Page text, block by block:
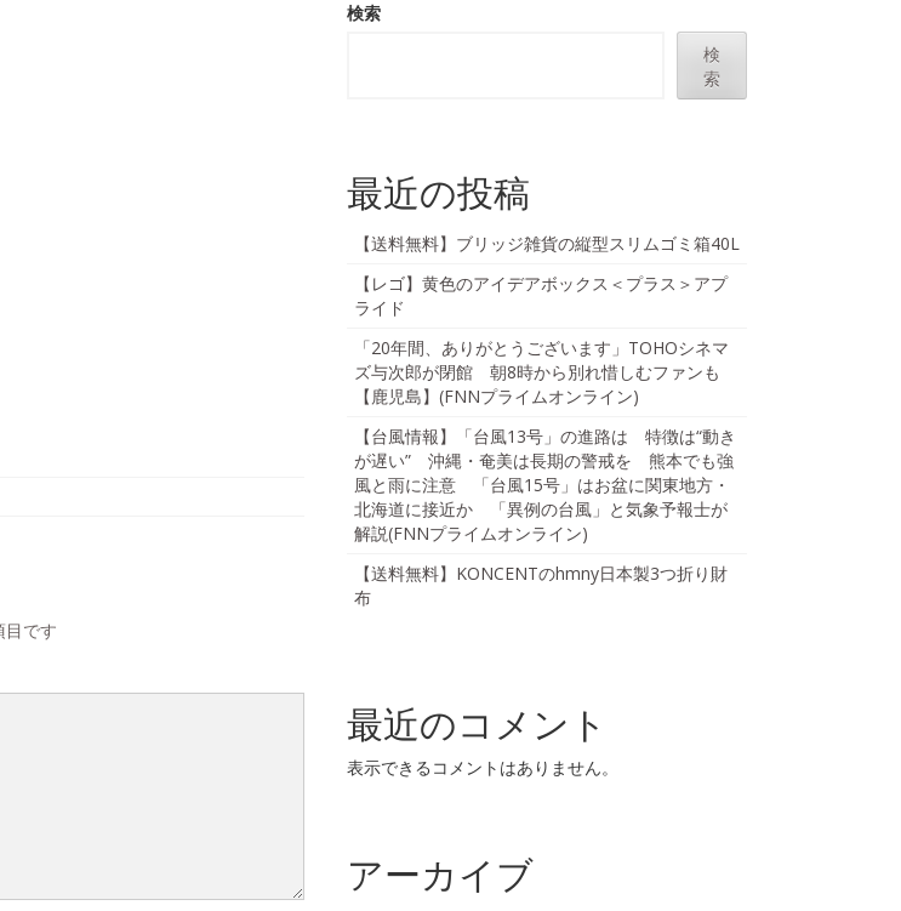
目です
検索
検
索
最近の投稿
【送料無料】ブリッジ雑貨の縦型スリムゴミ箱40L
【レゴ】黄色のアイデアボックス＜プラス＞アプ
ライド
「20年間、ありがとうございます」TOHOシネマ
ズ与次郎が閉館 朝8時から別れ惜しむファンも
【鹿児島】(FNNプライムオンライン)
【台風情報】「台風13号」の進路は 特徴は“動き
が遅い” 沖縄・奄美は長期の警戒を 熊本でも強
風と雨に注意 「台風15号」はお盆に関東地方・
北海道に接近か 「異例の台風」と気象予報士が
解説(FNNプライムオンライン)
【送料無料】KONCENTのhmny日本製3つ折り財
布
最近のコメント
表示できるコメントはありません。
アーカイブ